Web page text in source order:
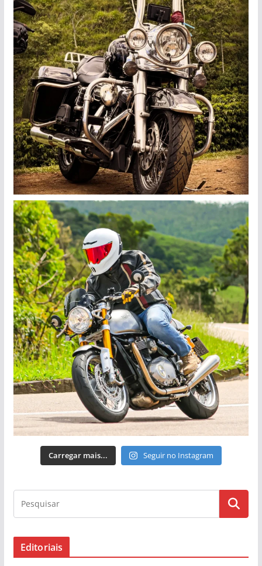
Carregar mais... Seguir no Instagram
Editoriais